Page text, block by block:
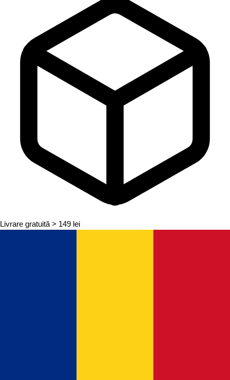
Livrare gratuită > 149 lei